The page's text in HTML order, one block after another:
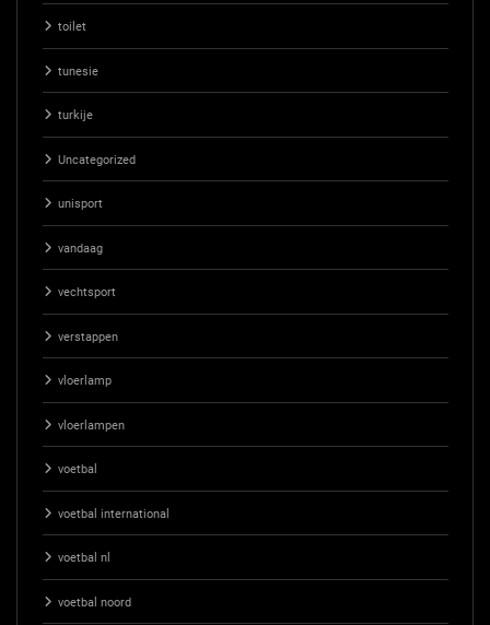
toilet
tunesie
turkije
Uncategorized
unisport
vandaag
vechtsport
verstappen
vloerlamp
vloerlampen
voetbal
voetbal international
voetbal nl
voetbal noord